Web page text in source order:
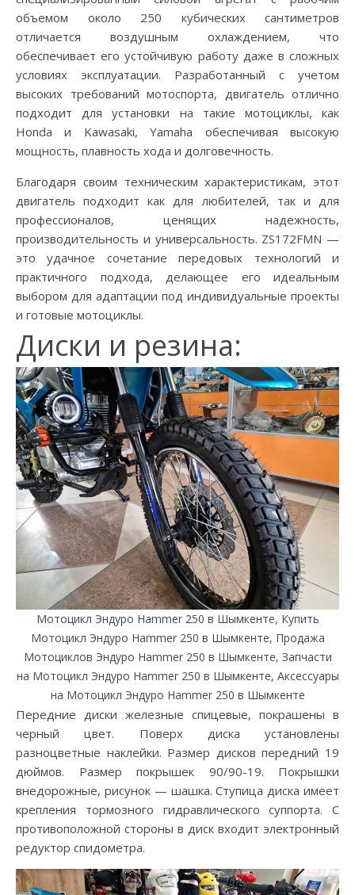
объемом около 250 кубических сантиметров
отличается воздушным охлаждением, что
обеспечивает его устойчивую работу даже в сложных
условиях эксплуатации. Разработанный с учетом
высоких требований мотоспорта, двигатель отлично
подходит для установки на такие мотоциклы, как
Honda и Kawasaki, Yamaha обеспечивая высокую
мощность, плавность хода и долговечность.
Благодаря своим техническим характеристикам, этот
двигатель подходит как для любителей, так и для
профессионалов, ценящих надежность,
производительность и универсальность. ZS172FMN —
это удачное сочетание передовых технологий и
практичного подхода, делающее его идеальным
выбором для адаптации под индивидуальные проекты
и готовые мотоциклы.
Диски и резина:
Мотоцикл Эндуро Hammer 250 в Шымкенте, Купить
Мотоцикл Эндуро Hammer 250 в Шымкенте, Продажа
Мотоциклов Эндуро Hammer 250 в Шымкенте, Запчасти
на Мотоцикл Эндуро Hammer 250 в Шымкенте, Аксессуары
на Мотоцикл Эндуро Hammer 250 в Шымкенте
Передние диски железные спицевые, покрашены в
черный цвет. Поверх диска установлены
разноцветные наклейки. Размер дисков передний 19
дюймов. Размер покрышек 90/90-19. Покрышки
внедорожные, рисунок — шашка. Ступица диска имеет
крепления тормозного гидравлического суппорта. С
противоположной стороны в диск входит электронный
редуктор спидометра.